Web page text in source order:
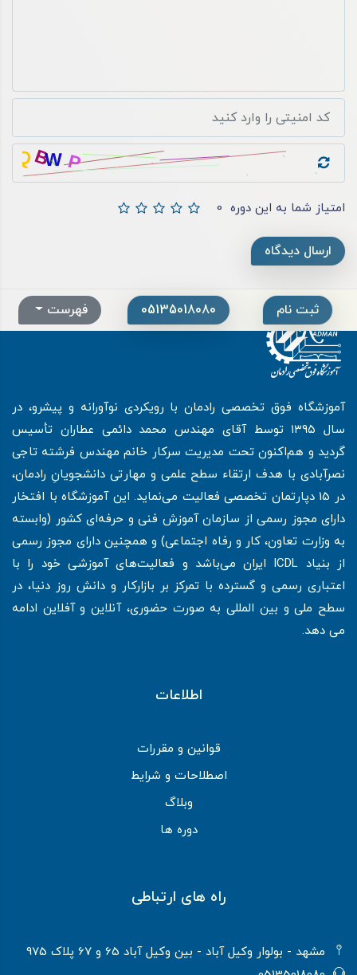
امتیاز شما به این دوره 0
ارسال دیدگاه
ثبت نام 05135018080 فهرست
آموزشگاه فوق تخصصی رادمان با رویکردی نوآورانه و پیشرو، در
سال ۱۳۹۵ توسط آقای مهندس محمد دائمی عطاران تأسیس
گردید و هم‌اکنون تحت مدیریت سرکار خانم مهندس فرشته تاجی
نصرآبادی با هدف ارتقاء سطح علمی و مهارتی دانشجویانِ رادمان،
در 15 دپارتمان تخصصی فعالیت می‌نماید. این آموزشگاه با افتخار
دارای مجوز رسمی از سازمان آموزش فنی و حرفه‌ای کشور (وابسته
به وزارت تعاون، کار و رفاه اجتماعی) و همچنین دارای مجوز رسمی
از بنیاد ICDL ایران می‌باشد و فعالیت‌های آموزشی خود را با
اعتباری رسمی و گسترده با تمرکز بر بازارکار و دانش روز دنیا، در
سطح ملی و بین المللی به صورت حضوری، آنلاین و آفلاین ادامه
می دهد.
اطلاعات
قوانین و مقررات
اصطلاحات و شرایط
وبلاگ
دوره ها
راه های ارتباطی
مشهد - بولوار وکیل آباد - بین وکیل آباد 65 و 67 پلاک 975